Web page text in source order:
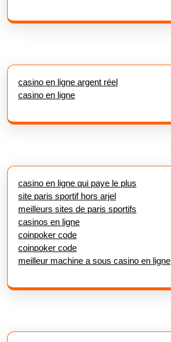
casino en ligne argent réel
casino en ligne
casino en ligne qui paye le plus
site paris sportif hors arjel
meilleurs sites de paris sportifs
casinos en ligne
coinpoker code
coinpoker code
meilleur machine a sous casino en ligne